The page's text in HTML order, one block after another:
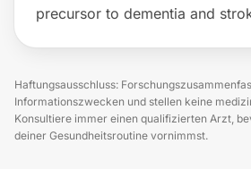
precursor to dementia and
Haftungsausschluss:
Informationszwecken und stellen keine
Konsultiere immer einen qualifizierten Arzt,
deiner Gesundheitsroutine vornimmst.